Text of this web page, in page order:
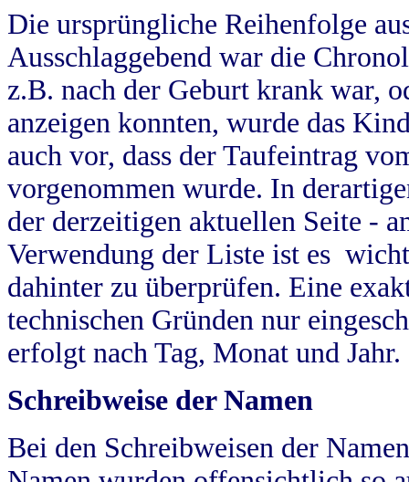
Die ursprüngliche Reihenfolge
Ausschlaggebend war die
z.B. nach der Geburt krank war,
anzeigen konnten, wurde das
auch vor, dass der Taufeintrag
vorgenommen wurde. In
der derzeitigen aktuellen Seite -
Verwendung der Liste ist es
dahinter zu überprüfen. Eine
technischen Gründen nur
erfolgt nach Tag, Monat und Jahr.
Schreibweise der Namen
Bei den Schreibweisen der